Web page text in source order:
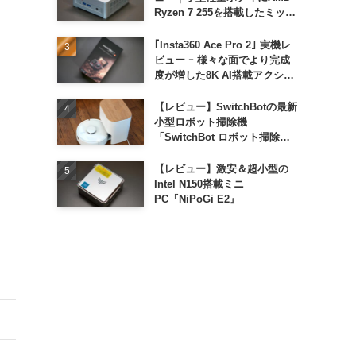
Ryzen 7 255を搭載したミッド
｢Insta360 Ace Pro 2｣ 実機レ
ビュー ｰ 様々な面でより完成
度が増した8K AI搭載アクショ
【レビュー】SwitchBotの最新
小型ロボット掃除機
「SwitchBot ロボット掃除機
【レビュー】激安＆超小型の
Intel N150搭載ミニ
PC『NiPoGi E2』